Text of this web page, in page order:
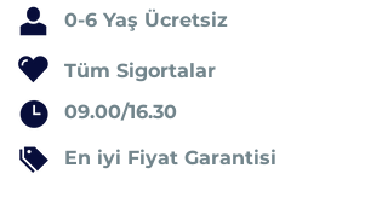
0-6 Yaş Ücretsiz
Tüm Sigortalar
09.00/16.30
En iyi Fiyat Garantisi